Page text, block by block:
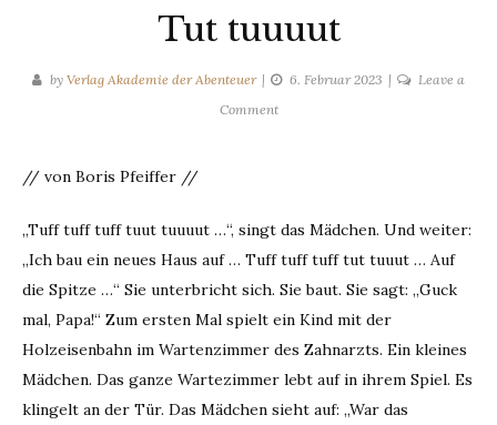
Tut tuuuut
by Verlag Akademie der Abenteuer 6. Februar 2023
Leave a
Commenton
// von Boris Pfeiffer //
„Tuff tuff tuff tuut tuuuut …“, singt das Mädchen. Und weiter:
„Ich bau ein neues Haus auf … Tuff tuff tuff tut tuuut … Auf
die Spitze …“ Sie unterbricht sich. Sie baut. Sie sagt: „Guck
mal, Papa!“ Zum ersten Mal spielt ein Kind mit der
Holzeisenbahn im Wartenzimmer des Zahnarzts. Ein kleines
Mädchen. Das ganze Wartezimmer lebt auf in ihrem Spiel. Es
klingelt an der Tür. Das Mädchen sieht auf: „War das